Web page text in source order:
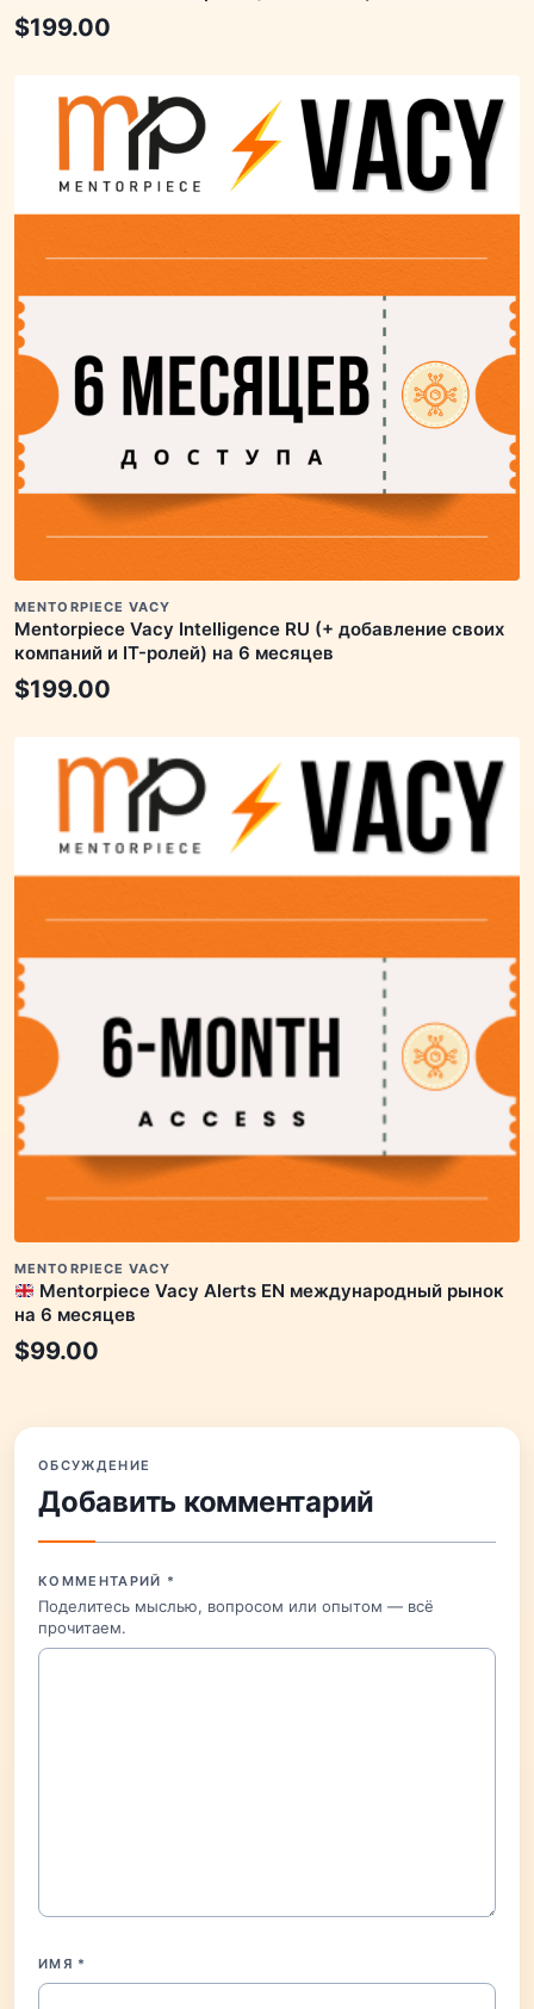
$199.00
MENTORPIECE VACY
Mentorpiece Vacy Intelligence RU (+ добавление своих
компаний и IT-ролей) на 6 месяцев
$199.00
MENTORPIECE VACY
Mentorpiece Vacy Alerts EN международный рынок
на 6 месяцев
$99.00
ОБСУЖДЕНИЕ
Добавить комментарий
КОММЕНТАРИЙ *
Поделитесь мыслью, вопросом или опытом — всё
прочитаем.
ИМЯ *